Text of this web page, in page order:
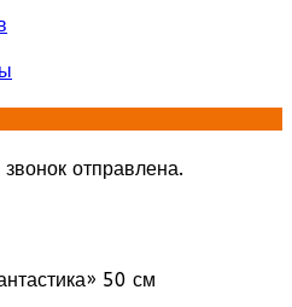
отправлена.
50 см